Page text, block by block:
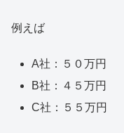
例えば
A社：５０万円
B社：４５万円
C社：５５万円